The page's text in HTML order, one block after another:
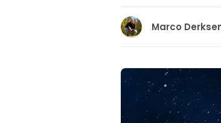
Marco